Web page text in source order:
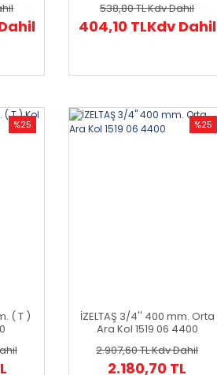
538,80 TLKdv Dahil
404,10 TLKdv Dahil
%25
( T )
%25
İZELTAŞ 3/4'' 400 mm. Orta
Ara Kol 1519 06 4400
2.907,60 TLKdv Dahil
2.180,70 TL